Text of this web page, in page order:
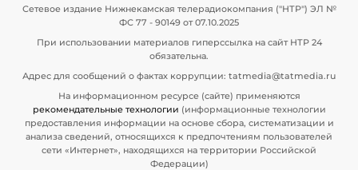
Сетевое издание Нижнекамская телерадиокомпания ("НТР") ЭЛ №
ФС 77 - 90149 от 07.10.2025
При использовании материалов гиперссылка на сайт НТР 24
обязательна.
Адрес для сообщений о фактах коррупции: tatmedia@tatmedia.ru
На информационном ресурсе (сайте) применяются
рекомендательные технологии (информационные технологии
предоставления информации на основе сбора, систематизации и
анализа сведений, относящихся к предпочтениям пользователей
сети «Интернет», находящихся на территории Российской
Федерации)